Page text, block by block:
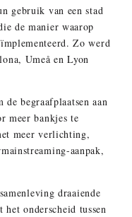
gebruik van een stad
de manier waarop
Zo werd
Umeå en Lyon
begraafplaatsen aan
meer bankjes te
meer verlichting,
aanpak,
draaiende
het onderscheid tussen